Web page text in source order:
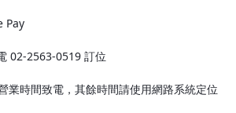
Pay
02-2563-0519 訂位
業時間致電，其餘時間請使用網路系統定位